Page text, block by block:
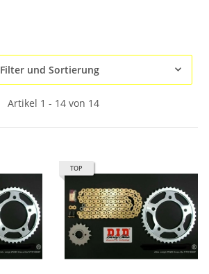
Filter und Sortierung
Artikel 1 - 14 von 14
TOP